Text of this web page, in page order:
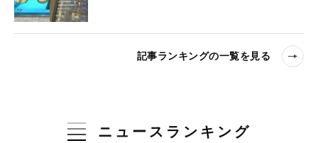
記事ランキングの一覧を見る
ニュースランキング